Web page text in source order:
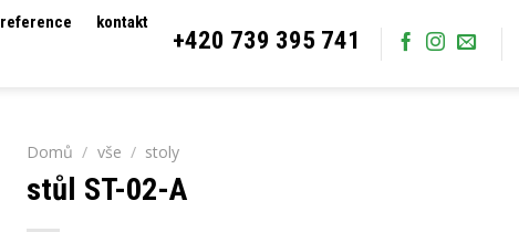
reference kontakt
+420 739 395 741
Domů / vše / stoly
stůl ST-02-A